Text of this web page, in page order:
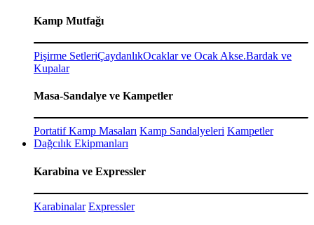
Kamp Mutfağı
Pişirme SetleriÇaydanlıkOcaklar ve Ocak Akse.Bardak ve
Kupalar
Masa-Sandalye ve Kampetler
Portatif Kamp Masaları Kamp Sandalyeleri Kampetler
Dağcılık Ekipmanları
Karabina ve Expressler
Karabinalar Expressler